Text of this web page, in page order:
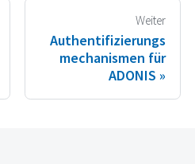
Weiter
Authentifizierungs
mechanismen für
ADONIS